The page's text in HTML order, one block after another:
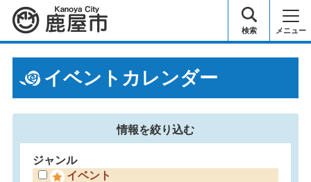
鹿屋市 検索 メニュー
イベントカレンダー
情報を絞り込む
ジャンル
イベント